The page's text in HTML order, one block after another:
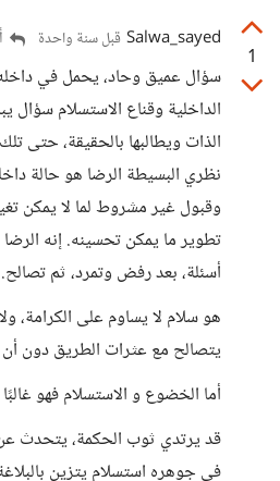
1
Salwa_sayed قبل سنة واحدة
سؤال عميق وحاد، يحمل في
الداخلية وقناع الاستسلام سؤال
الذات ويطالبها بالحقيقة، حتى
نظري البسيطة الرضا هو حالة
وقبول غير مشروط لما لا يمكن
تطوير ما يمكن تحسينه. إنه
أسئلة، بعد رفض وتمرد، ثم تصالح.
هو سلام لا يساوم على الكرامة،
يتصالح مع عثرات الطريق دون
أما الخضوع و الاستسلام فهو
قد يرتدي ثوب الحكمة، يتحدث عن
في جوهره استسلام يتزين